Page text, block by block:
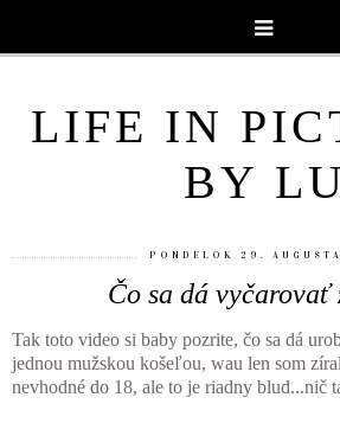
LIFE IN
BY LU
PONDELOK 29.
Čo sa dá vyčarovať
Tak toto video si baby pozrite, čo sa dá
jednou mužskou košeľou, wau len som
nevhodné do 18, ale to je riadny blud...nič